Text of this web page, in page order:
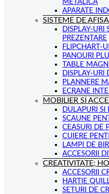
METALICA
APARATE
SISTEME DE
DISPLAY-URI
PREZENTARE
FLIPCHART-
PANOURI
TABLE
DISPLAY-URI
PLANNERE
ECRANE
MOBILIER SI
DULAPURI SI
SCAUNE
CEASURI DE
CUIERE
LAMPI DE
ACCESORII
CREATIVITATE;
ACCESORII
HARTIE
SETURI DE